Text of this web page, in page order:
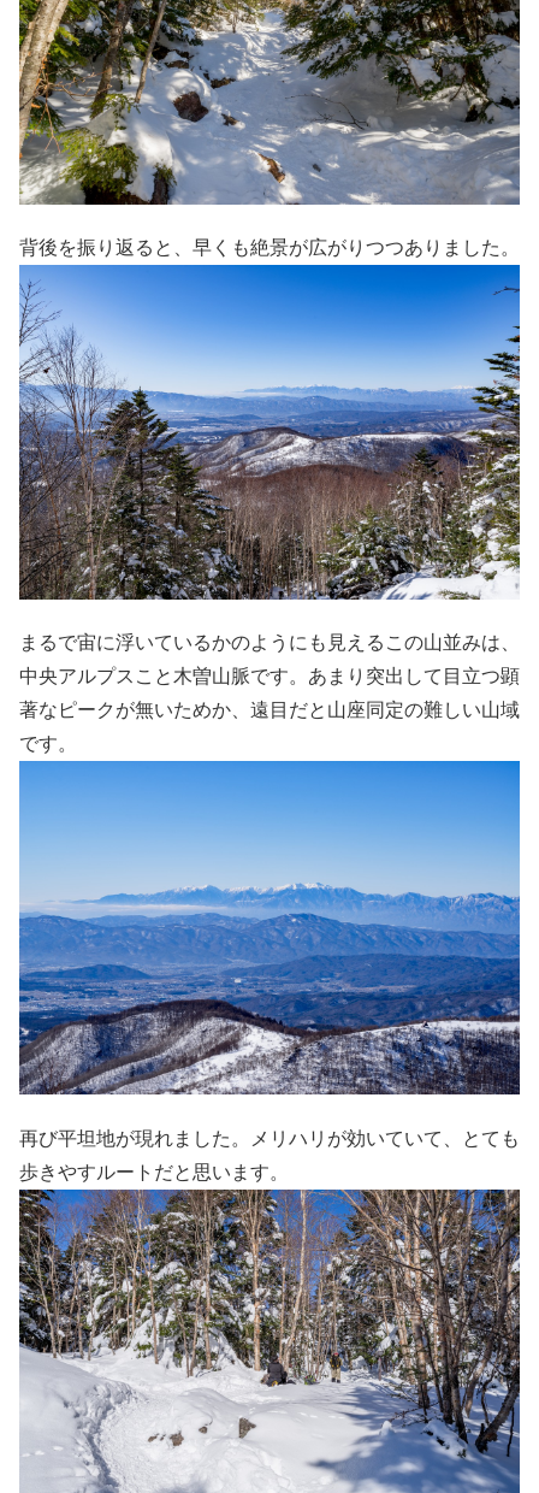
背後を振り返ると、早くも絶景が広がりつつありました。
まるで宙に浮いているかのようにも見えるこの山並みは、
中央アルプスこと木曽山脈です。あまり突出して目立つ顕
著なピークが無いためか、遠目だと山座同定の難しい山域
です。
再び平坦地が現れました。メリハリが効いていて、とても
歩きやすルートだと思います。